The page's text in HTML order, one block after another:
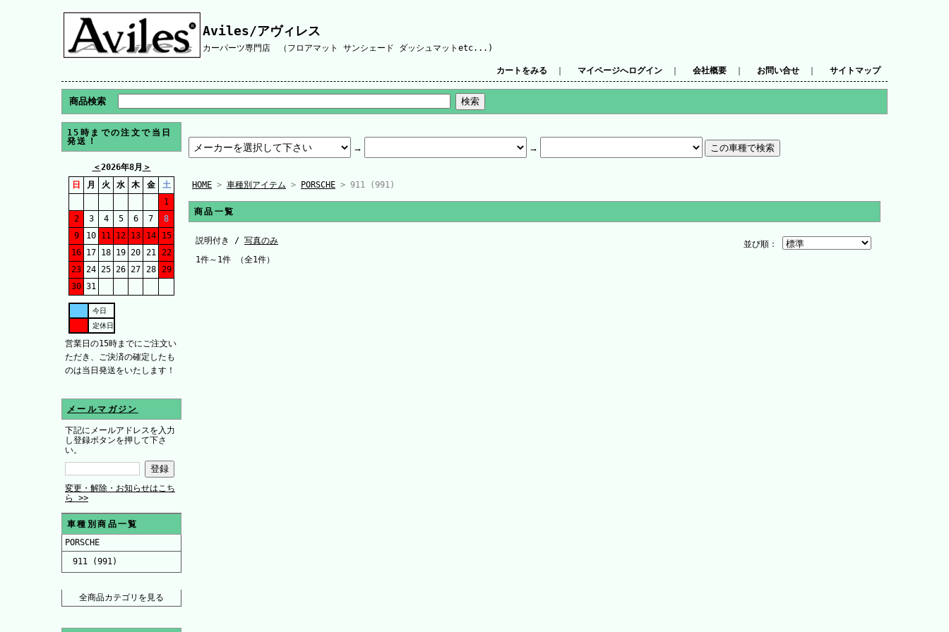
Aviles/アヴィレス
カーパーツ専門店 （フロアマット サンシェード ダッシュマットetc...)
カートをみる マイページへログイン 会社概要 お問い合せ サイトマップ
商品検索
15時までの注文で当日
発送！
＜2026年8月 ＞
日
月 火 水 木 金
土
1
2
3 4 5 6 7
8
9
10 11 12 13 14
15
16 17 18 19 20 21
22
23 24 25 26 27 28
29
30 31
今日
定休日
営業日の15時までにご注文い
ただき、ご決済の確定したも
のは当日発送をいたします！
メールマガジン
下記にメールアドレスを入力
し登録ボタンを押して下さ
い。
変更・解除・お知らせはこち
ら >>
車種別商品一覧
PORSCHE
911 (991)
全商品カテゴリを見る
HOME > 車種別アイテム > PORSCHE > 911 (991)
商品一覧
並び順：
説明付き / 写真のみ
1件～1件 （全1件）